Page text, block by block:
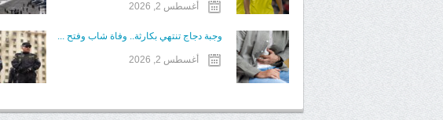
أغسطس 2, 2026
وجبة دجاج تنتهي بكارثة.. وفاة شاب وفتح ...
أغسطس 2, 2026